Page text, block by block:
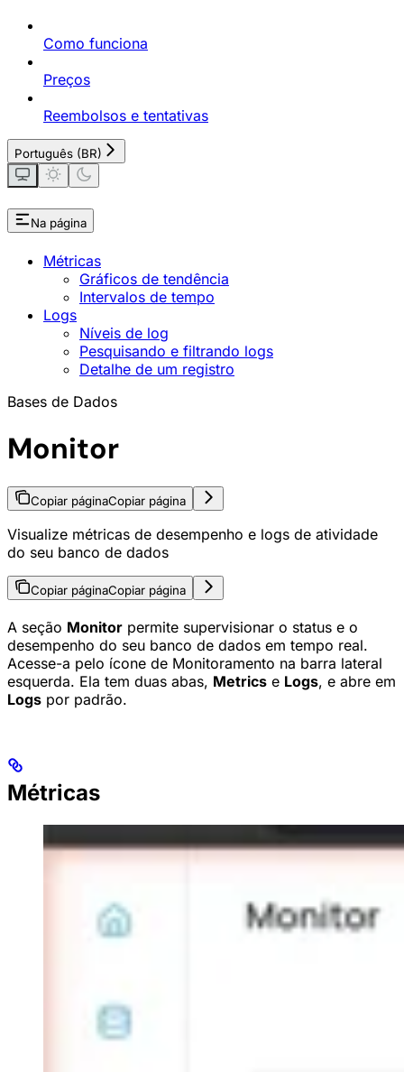
Como funciona
Preços
Reembolsos e tentativas
Português (BR)
Na página
Métricas
Gráficos de tendência
Intervalos de tempo
Logs
Níveis de log
Pesquisando e filtrando logs
Detalhe de um registro
Bases de Dados
Monitor
Copiar páginaCopiar página
Visualize métricas de desempenho e logs de atividade
do seu banco de dados
Copiar páginaCopiar página
A seção Monitor permite supervisionar o status e o
desempenho do seu banco de dados em tempo real.
Acesse-a pelo ícone de Monitoramento na barra lateral
esquerda. Ela tem duas abas, Metrics e Logs, e abre em
Logs por padrão.
Métricas